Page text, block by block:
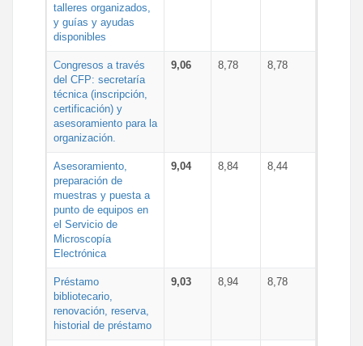
talleres organizados,
y guías y ayudas
disponibles
Congresos a través
del CFP: secretaría
técnica (inscripción,
certificación) y
asesoramiento para la
organización.
9,06 8,78 8,78
Asesoramiento,
preparación de
muestras y puesta a
punto de equipos en
el Servicio de
Microscopía
Electrónica
9,04 8,84 8,44
Préstamo
bibliotecario,
renovación, reserva,
historial de préstamo
9,03 8,94 8,78